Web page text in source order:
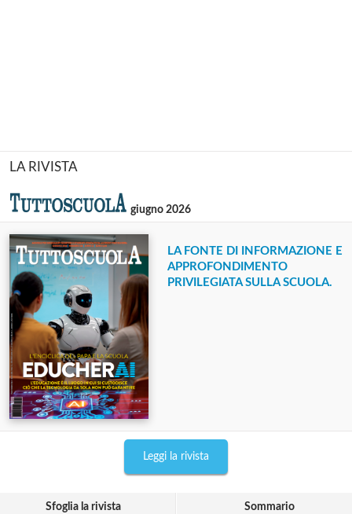
LA RIVISTA
giugno 2026
LA FONTE DI INFORMAZIONE E
APPROFONDIMENTO
PRIVILEGIATA SULLA SCUOLA.
Leggi la rivista
Sfoglia la rivista Sommario